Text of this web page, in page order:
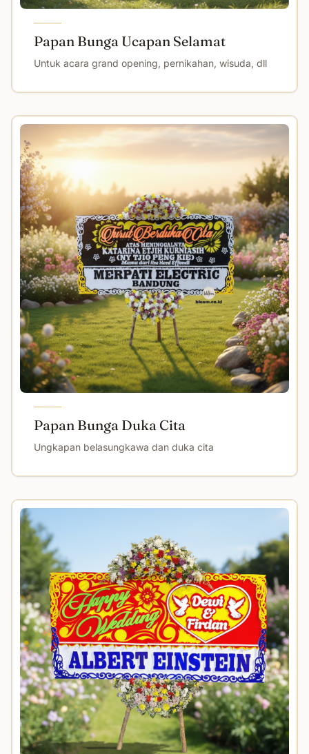
Papan Bunga Ucapan Selamat
Untuk acara grand opening, pernikahan, wisuda, dll
Papan Bunga Duka Cita
Ungkapan belasungkawa dan duka cita